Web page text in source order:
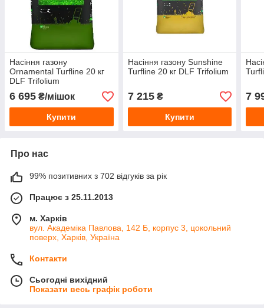
Насіння газону
Ornamental Turfline 20 кг
DLF Trifolium
6 695 ₴/мішок
Купити
Насіння газону Sunshine
Turfline 20 кг DLF Trifolium
7 215₴
Купити
7
Про нас
99% позитивних з 702 відгуків за рік
Працює з 25.11.2013
м. Харків
вул. Академіка Павлова, 142 Б, корпус 3, цокольний
поверх, Харків, Україна
Контакти
Сьогодні вихідний
Показати весь графік роботи